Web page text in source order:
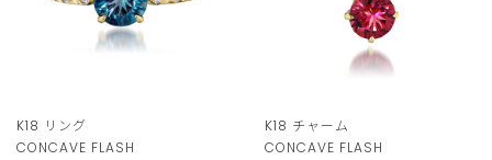
K18 リング
CONCAVE FLASH
K18 チャーム
CONCAVE FLASH